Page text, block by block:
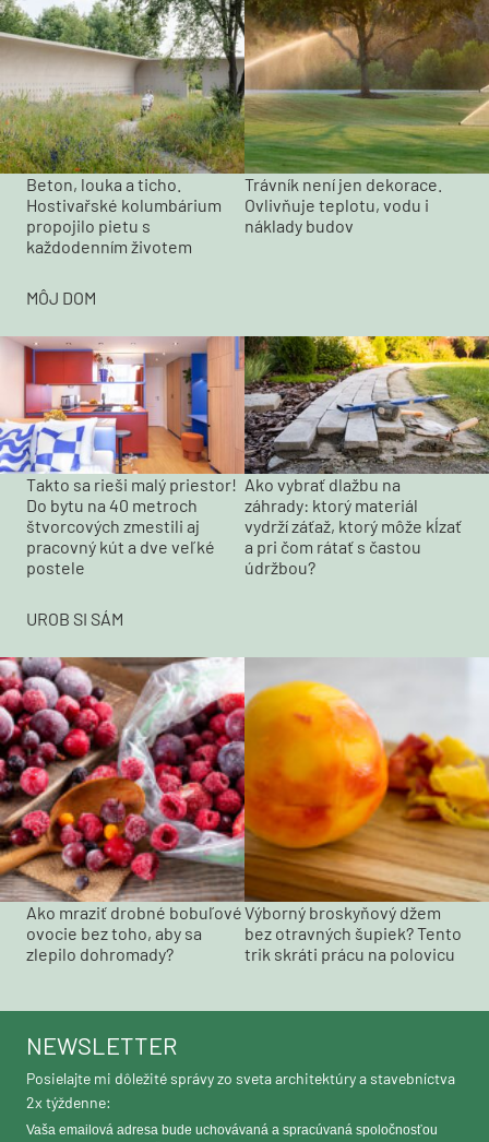
Beton, louka a ticho.
Hostivařské kolumbárium
propojilo pietu s
každodenním životem
Trávník není jen dekorace.
Ovlivňuje teplotu, vodu i
náklady budov
MÔJ DOM
Takto sa rieši malý priestor!
Do bytu na 40 metroch
štvorcových zmestili aj
pracovný kút a dve veľké
postele
Ako vybrať dlažbu na
záhrady: ktorý materiál
vydrží záťaž, ktorý môže kĺzať
a pri čom rátať s častou
údržbou?
UROB SI SÁM
Ako mraziť drobné bobuľové
ovocie bez toho, aby sa
zlepilo dohromady?
Výborný broskyňový džem
bez otravných šupiek? Tento
trik skráti prácu na polovicu
NEWSLETTER
Posielajte mi dôležité správy zo sveta architektúry a stavebníctva
2x týždenne:
Vaša emailová adresa bude uchovávaná a spracúvaná spoločnosťou